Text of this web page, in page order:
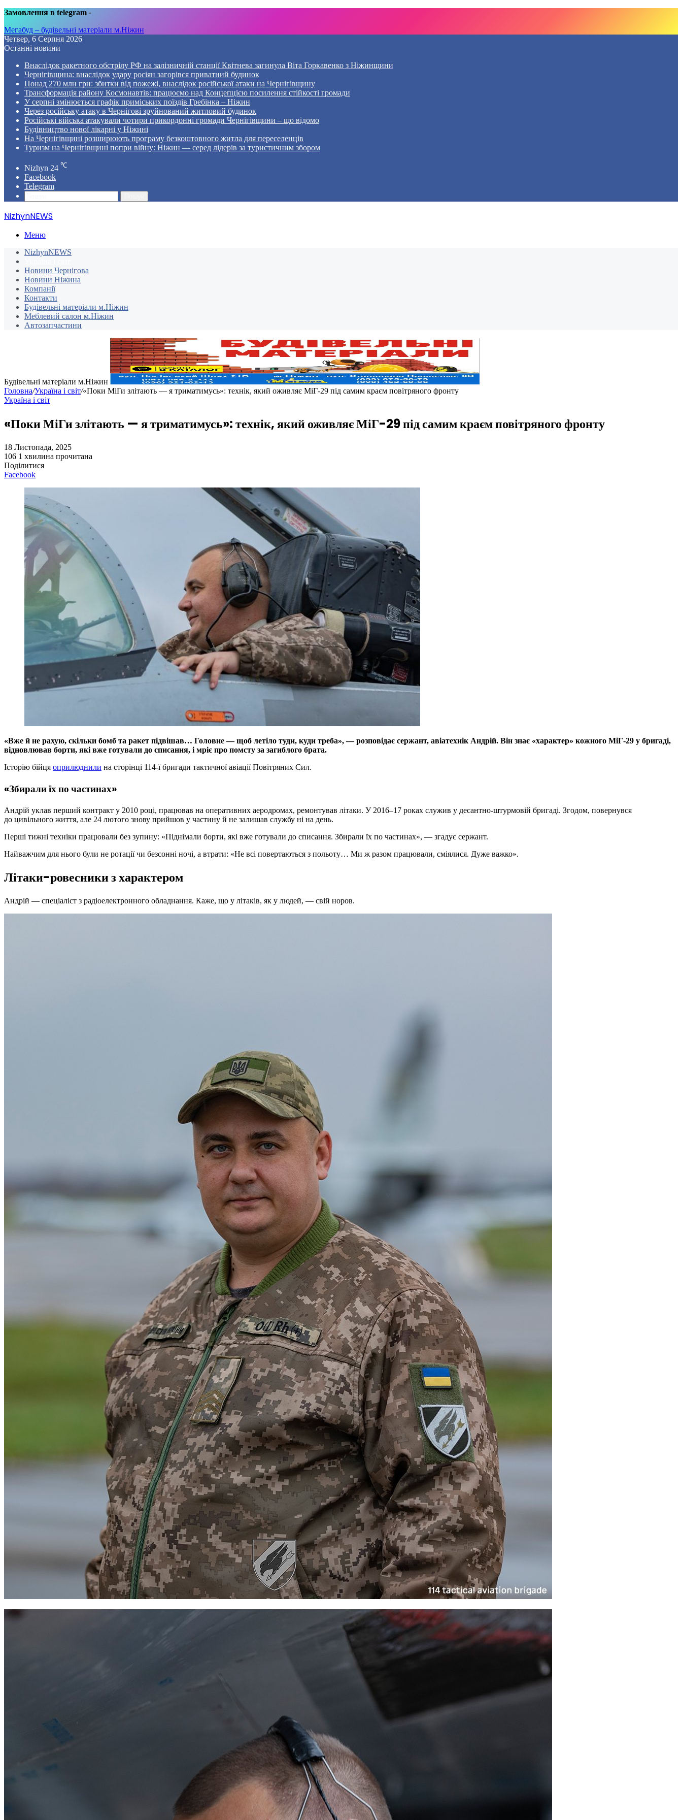
Замовлення в telegram -
Мегабуд – будівельні матеріали м.Ніжин
Четвер, 6 Серпня 2026
Останні новини
Внаслідок ракетного обстрілу РФ на залізничній станції Квітнева загинула Віта Горкавенко з Ніжинщини
Чернігівщина: внаслідок удару росіян загорівся приватний будинок
Понад 270 млн грн: збитки від пожежі, внаслідок російської атаки на Чернігівщину
Трансформація району Космонавтів: працюємо над Концепцією посилення стійкості громади
У серпні змінюється графік приміських поїздів Гребінка – Ніжин
Через російську атаку в Чернігові зруйнований житловий будинок
Російські війська атакували чотири прикордонні громади Чернігівщини – що відомо
Будівництво нової лікарні у Ніжині
На Чернігівщині розширюють програму безкоштовного житла для переселенців
Туризм на Чернігівщині попри війну: Ніжин — серед лідерів за туристичним збором
Nizhyn 24 ℃
Facebook
Telegram
NizhynNEWS
Меню
NizhynNEWS
Новини Чернігова
Новини Ніжина
Компанії
Контакти
Будівельні матеріали м.Ніжин
Меблевий салон м.Ніжин
Автозапчастини
Будівельні матеріали м.Ніжин
Головна/Україна і світ/«Поки МіГи злітають — я триматимусь»: технік, який оживляє МіГ-29 під самим краєм повітряного фронту
Україна і світ
«Поки МіГи злітають — я триматимусь»: технік, який оживляє МіГ-29 під самим краєм повітряного фронту
18 Листопада, 2025
106 1 хвилина прочитана
Поділитися
Facebook
«Вже й не рахую, скільки бомб та ракет підвішав… Головне — щоб летіло туди, куди треба», — розповідає сержант, авіатехнік Андрій. Він знає «характер» кожного МіГ-29 у бригаді,
відновлював борти, які вже готували до списання, і мріє про помсту за загиблого брата.
Історію бійця оприлюднили на сторінці 114-ї бригади тактичної авіації Повітряних Сил.
«Збирали їх по частинах»
Андрій уклав перший контракт у 2010 році, працював на оперативних аеродромах, ремонтував літаки. У 2016–17 роках служив у десантно-штурмовій бригаді. Згодом, повернувся
до цивільного життя, але 24 лютого знову прийшов у частину й не залишав службу ні на день.
Перші тижні техніки працювали без зупину: «Піднімали борти, які вже готували до списання. Збирали їх по частинах», — згадує сержант.
Найважчим для нього були не ротації чи безсонні ночі, а втрати: «Не всі повертаються з польоту… Ми ж разом працювали, сміялися. Дуже важко».
Літаки-ровесники з характером
Андрій — спеціаліст з радіоелектронного обладнання. Каже, що у літаків, як у людей, — свій норов.